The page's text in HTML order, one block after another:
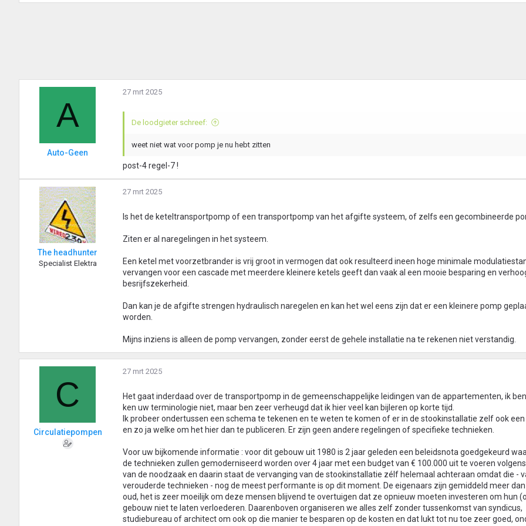
A
Auto-Geen
27 mrt 2025
De loodgieter schreef:
weet niet wat voor pomp je nu hebt zitten
post-4 regel-7 !
The headhunter
Specialist Elektra
27 mrt 2025
Is het de keteltransportpomp of een transportpomp van het afgifte systeem, of zelfs een gecombineerde
Ziten er al naregelingen in het systeem.
Een ketel met voorzetbrander is vrij groot in vermogen dat ook resulteerd ineen hoge minimale
vervangen voor een cascade met meerdere kleinere ketels geeft dan vaak al een mooie besparing en
besrijfszekerheid.
Dan kan je de afgifte strengen hydraulisch naregelen en kan het wel eens zijn dat er een kleinere pomp
worden.
Mijns inziens is alleen de pomp vervangen, zonder eerst de gehele installatie na te rekenen niet verstandig.
C
Circulatiepompen
27 mrt 2025
Het gaat inderdaad over de transportpomp in de gemeenschappelijke leidingen van de appartementen, ik
ken uw terminologie niet, maar ben zeer verheugd dat ik hier veel kan bijleren op korte tijd.
Ik probeer ondertussen een schema te tekenen en te weten te komen of er in de stookinstallatie zelf ook
en zo ja welke om het hier dan te publiceren. Er zijn geen andere regelingen of specifieke technieken.
Voor uw bijkomende informatie : voor dit gebouw uit 1980 is 2 jaar geleden een beleidsnota goedgekeurd
de technieken zullen gemoderniseerd worden over 4 jaar met een budget van € 100.000 uit te voeren
van de noodzaak en daarin staat de vervanging van de stookinstallatie zélf helemaal achteraan omdat die -
verouderde technieken - nog de meest performante is op dit moment. De eigenaars zijn gemiddeld meer
oud, het is zeer moeilijk om deze mensen blijvend te overtuigen dat ze opnieuw moeten investeren om hun
gebouw niet te laten verloederen. Daarenboven organiseren we alles zelf zonder tussenkomst van syndicus,
studiebureau of architect om ook op die manier te besparen op de kosten en dat lukt tot nu toe zeer goed,